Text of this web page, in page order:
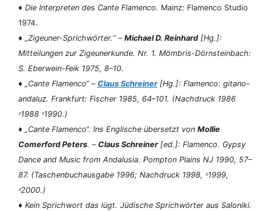
♦ Die Interpreten des Cante Flamenco. Mainz: Flamenco Studio
1974.
♦ „Zigeuner-Sprichwörter.“ – Michael D. Reinhard[Hg.]:
Mitteilungen zur Zigeunerkunde. Nr. 1. Mömbris-Dörnsteinbach:
S. Eberwein-Feik 1975, 8–10.
♦ „Cante Flamenco“ – Claus Schreiner[Hg.]: Flamenco: gitano-
andaluz. Frankfurt: Fischer 1985, 64–101. (Nachdruck 1986
²1988 ³1990.)
♦ „Cante Flamenco“. Ins Englische übersetzt von Mollie
Comerford Peters. – Claus Schreiner[ed.]: Flamenco. Gypsy
Dance and Music from Andalusia. Pompton Plains NJ 1990, 57–
87. (Taschenbuchausgabe 1996; Nachdruck 1998, ²1999,
³2000.)
♦ Kein Sprichwort das lügt. Jüdische Sprichwörter aus Saloniki.